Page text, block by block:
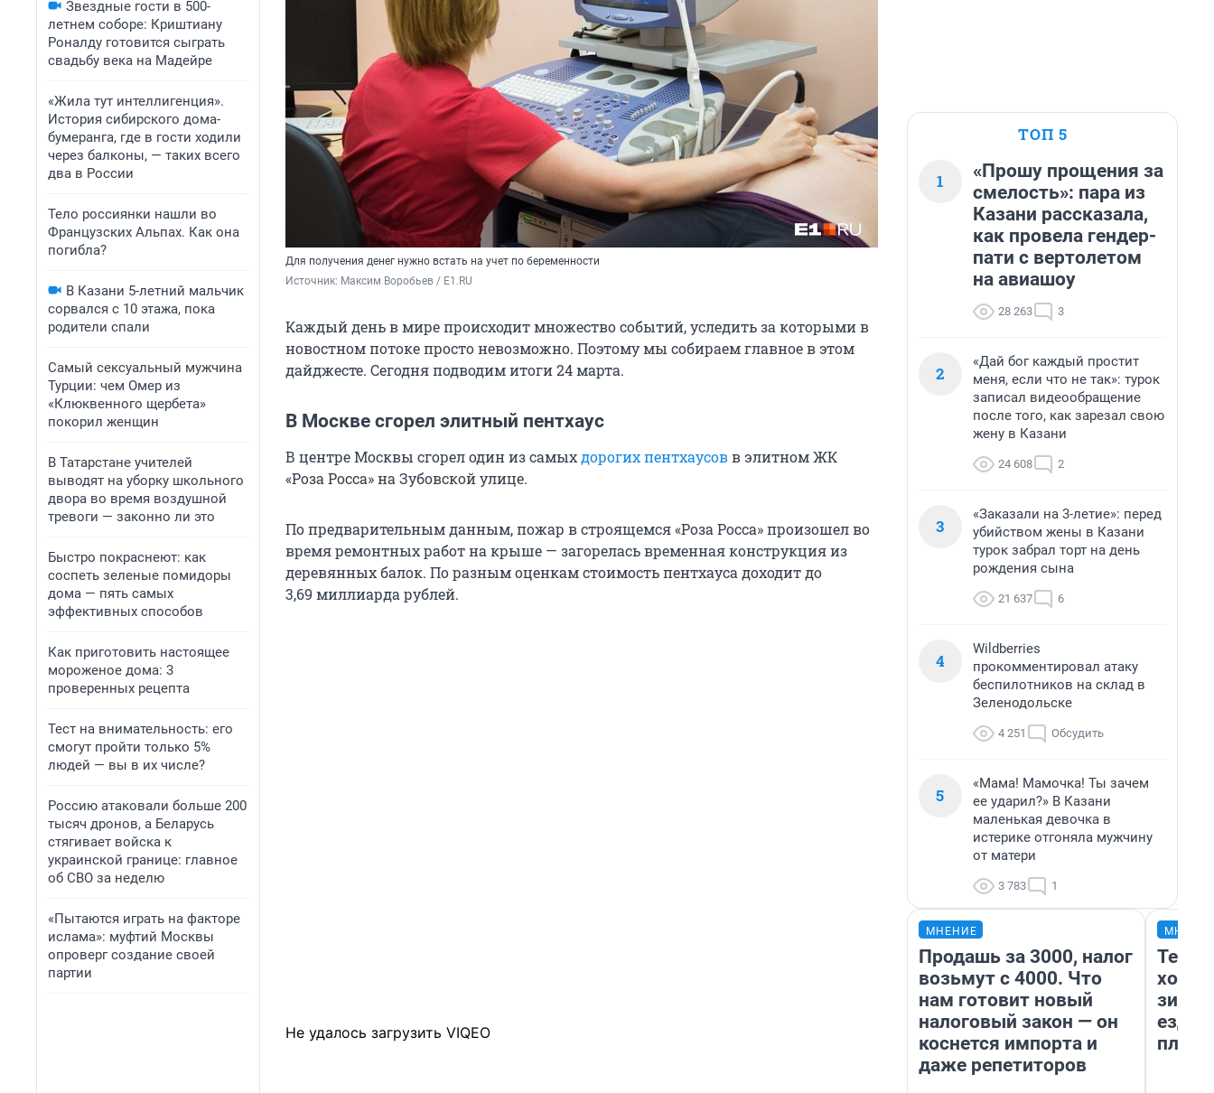
Звездные гости в 500-
летнем соборе: Криштиану
Роналду готовится сыграть
свадьбу века на Мадейре
«Жила тут интеллигенция».
История сибирского дома-
бумеранга, где в гости ходили
через балконы, — таких всего
два в России
Тело россиянки нашли во
Французских Альпах. Как она
погибла?
В Казани 5-летний мальчик
сорвался с 10 этажа, пока
родители спали
Самый сексуальный мужчина
Турции: чем Омер из
«Клюквенного щербета»
покорил женщин
В Татарстане учителей
выводят на уборку школьного
двора во время воздушной
тревоги — законно ли это
Быстро покраснеют: как
соспеть зеленые помидоры
дома — пять самых
эффективных способов
Как приготовить настоящее
мороженое дома: 3
проверенных рецепта
Тест на внимательность: его
смогут пройти только 5%
людей — вы в их числе?
Россию атаковали больше 200
тысяч дронов, а Беларусь
стягивает войска к
украинской границе: главное
об СВО за неделю
«Пытаются играть на факторе
ислама»: муфтий Москвы
опроверг создание своей
партии
Для получения денег нужно встать на учет по беременности
Источник: Максим Воробьев / E1.RU
Каждый день в мире происходит множество событий, уследить за которыми в
новостном потоке просто невозможно. Поэтому мы собираем главное в этом
дайджесте. Сегодня подводим итоги 24 марта.
В Москве сгорел элитный пентхаус
В центре Москвы сгорел один из самыхдорогих пентхаусовв элитном ЖК
«Роза Росса» на Зубовской улице.
По предварительным данным, пожар в строящемся «Роза Росса» произошел во
время ремонтных работ на крыше — загорелась временная конструкция из
деревянных балок. По разным оценкам стоимость пентхауса доходит до
3,69 миллиарда рублей.
Не удалось загрузить VIQEO
ТОП 5
1
«Прошу прощения за
смелость»: пара из
Казани рассказала,
как провела гендер-
пати с вертолетом
на авиашоу
28 263 3
2
«Дай бог каждый простит
меня, если что не так»: турок
записал видеообращение
после того, как зарезал свою
жену в Казани
24 608 2
3
«Заказали на 3-летие»: перед
убийством жены в Казани
турок забрал торт на день
рождения сына
21 637 6
4
Wildberries
прокомментировал атаку
беспилотников на склад в
Зеленодольске
4 251 Обсудить
5
«Мама! Мамочка! Ты зачем
ее ударил?» В Казани
маленькая девочка в
истерике отгоняла мужчину
от матери
3 783 1
МНЕНИЕ
Продашь за 3000, налог
возьмут с 4000. Что
нам готовит новый
налоговый закон — он
коснется импорта и
даже репетиторов
ездит